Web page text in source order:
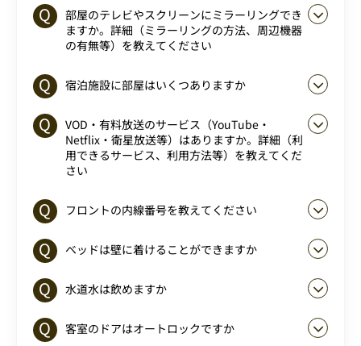
部屋のテレビやスクリーンにミラーリングでき
ますか。詳細（ミラーリングの方法、周辺機器
の有無等）を教えてください
宿泊施設に部屋はいくつありますか
VOD・有料放送のサービス（YouTube・
Netflix・衛星放送等）はありますか。詳細（利
用できるサービス、利用方法等）を教えてくだ
さい
フロントの内線番号を教えてください
ベッドは壁に着けることができますか
水道水は飲めますか
客室のドアはオートロックですか